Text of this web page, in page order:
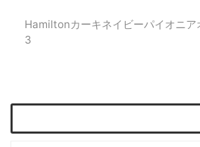
Hamiltonカーキネイビーパイオニ
3